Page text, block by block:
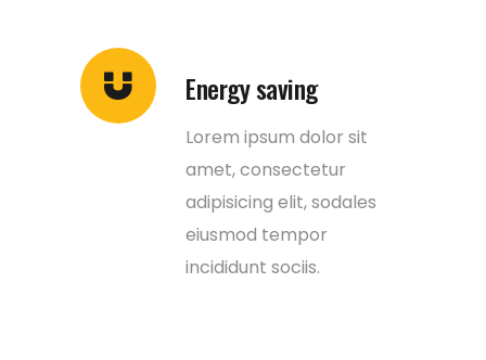
Energy saving
Lorem ipsum dolor sit
amet, consectetur
adipisicing elit, sodales
eiusmod tempor
incididunt sociis.